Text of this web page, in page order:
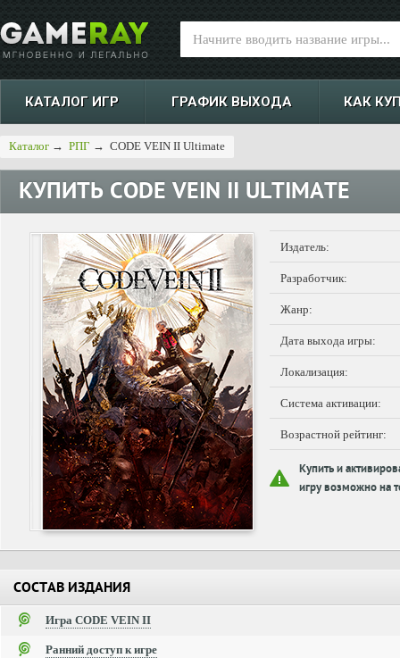
КАТАЛОГ ИГР ГРАФИК ВЫХОДА КАК
Каталог → РПГ → CODE VEIN II Ultimate
КУПИТЬ CODE VEIN II ULTIMATE
Издатель:
Разработчик:
Жанр:
Дата выхода игры:
Локализация:
Система активации:
Возрастной рейтинг:
Купить и
игру возможно на
СОСТАВ ИЗДАНИЯ
Игра CODE VEIN II
Ранний доступ к игре